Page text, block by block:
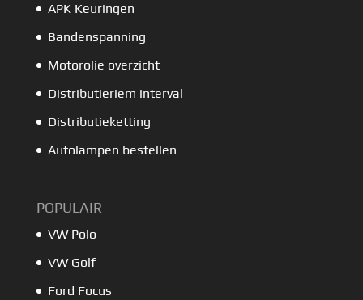
APK Keuringen
Bandenspanning
Motorolie overzicht
Distributieriem interval
Distributieketting
Autolampen bestellen
POPULAIR
VW Polo
VW Golf
Ford Focus